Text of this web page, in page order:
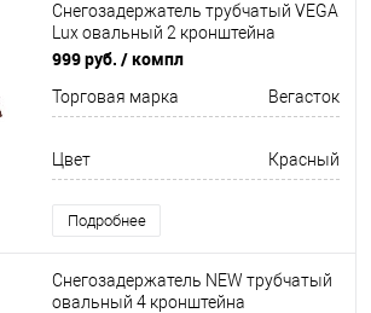
Снегозадержатель трубчатый VEGA
Lux овальный 2 кронштейна
Оцинков+порошковый окрас
999 руб. / компл
Торговая марка Вегасток
Цвет Красный
Подробнее
Снегозадержатель NEW трубчатый
овальный 4 кронштейна